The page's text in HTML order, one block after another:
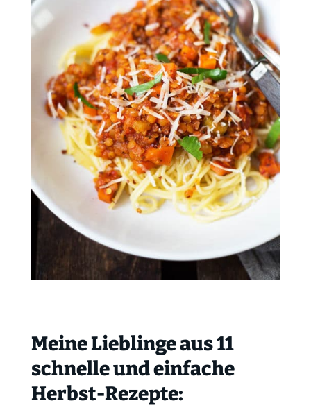
Meine Lieblinge aus 11
schnelle und einfache
Herbst-Rezepte: